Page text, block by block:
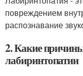
повреждением
распознавание
2. Какие
лабиринтопатии